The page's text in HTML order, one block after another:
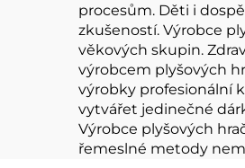
procesům. Děti i
zkušeností. Výrobce
věkových skupin.
výrobcem plyšových
výrobky profesionální
vytvářet jedinečné
Výrobce plyšových
řemeslné metody